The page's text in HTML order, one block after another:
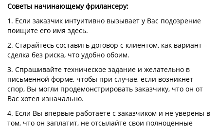
Советы начинающему фрилансеру:
1. Если заказчик интуитивно вызывает у Вас подозрение
поищите его имя здесь.
2. Старайтесь составить договор с клиентом, как вариант –
сделка без риска, что удобно обоим.
3. Спрашивайте техническое задание и желательно в
письменной форме, чтобы при случае, если возникнет
спор, Вы могли продемонстрировать заказчику, что он от
Вас хотел изначально.
4. Если Вы впервые работаете с заказчиком и не уверены в
том, что он заплатит, не отсылайте свои полноценные